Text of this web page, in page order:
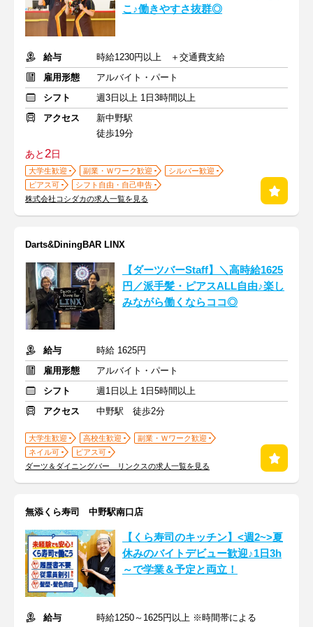
こ♪働きやすさ抜群◎
給与
時給1230円以上 ＋交通費支給
雇用形態
アルバイト・パート
シフト
週3日以上 1日3時間以上
アクセス
新中野駅
徒歩19分
あと2日
大学生歓迎 副業・Ｗワーク歓迎
シルバー歓迎
ピアス可
シフト自由・自己申告
株式会社コシダカの求人一覧を見る
Darts&DiningBAR LINX
【ダーツバーStaff】＼高時給1625
円／派手髪・ピアスALL自由♪楽し
みながら働くならココ◎
給与
時給 1625円
雇用形態
アルバイト・パート
シフト
週1日以上 1日5時間以上
アクセス
中野駅 徒歩2分
大学生歓迎 高校生歓迎
副業・Ｗワーク歓迎
ネイル可
ピアス可
ダーツ＆ダイニングバー リンクスの求人一覧を見る
無添くら寿司 中野駅南口店
【くら寿司のキッチン】<週2~>夏
休みのバイトデビュー歓迎♪1日3h
～で学業＆予定と両立！
給与 時給1250～1625円以上 ※時間帯による